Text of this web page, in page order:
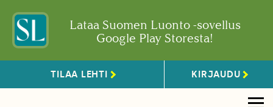
Lataa Suomen Luonto -sovellus
Google Play Storesta!
TILAA LEHTI KIRJAUDU